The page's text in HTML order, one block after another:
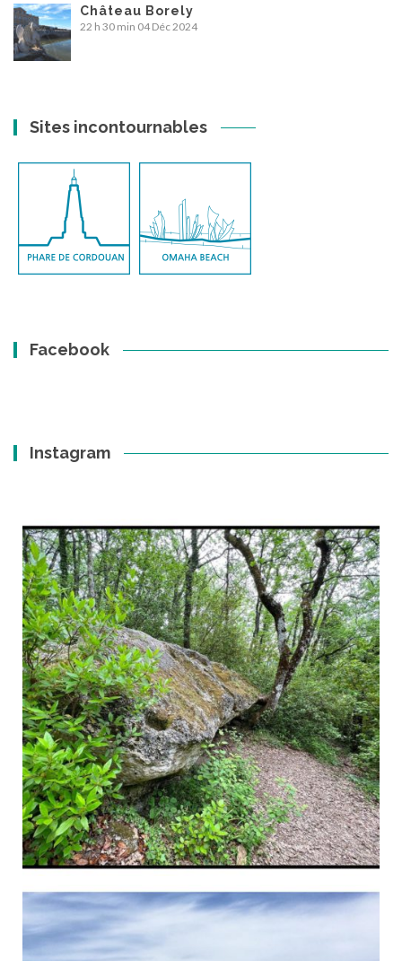
Château Borely
22 h 30 min 04 Déc 2024
Sites incontournables
Facebook
Instagram